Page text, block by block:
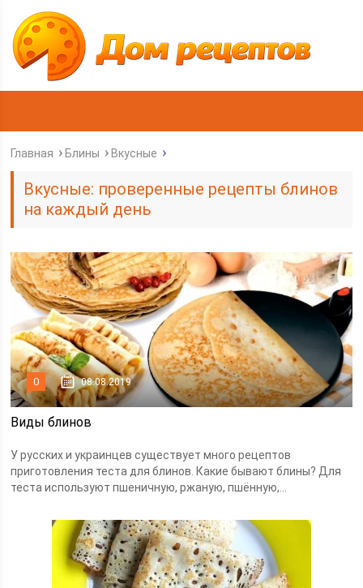
Главная Блины Вкусные
Вкусные: проверенные рецепты блинов
на каждый день
0 08.08.2019
Виды блинов
У русских и украинцев существует много рецептов
приготовления теста для блинов. Какие бывают блины? Для
теста используют пшеничную, ржаную, пшённую,...